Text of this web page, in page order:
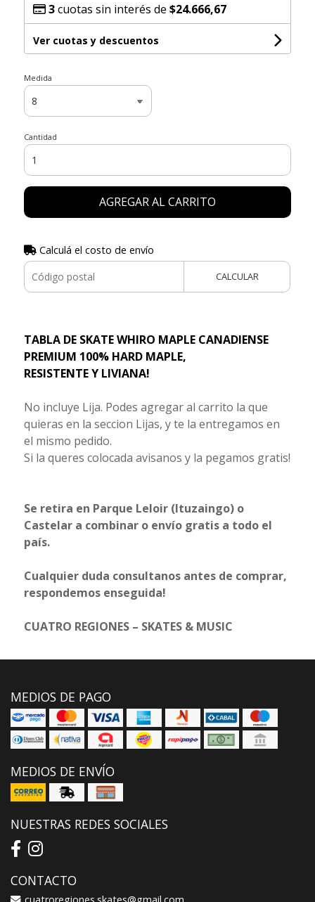
3cuotas sin interés de $24.666,67
Ver cuotas y descuentos
Medida
Cantidad
AGREGAR AL CARRITO
Calculá el costo de envío
CALCULAR
TABLA DE SKATE WHIRO MAPLE CANADIENSE
PREMIUM 100% HARD MAPLE,
RESISTENTE Y LIVIANA!
No incluye Lija. Podes agregar al carrito la que
quieras en la seccion Lijas, y te la entregamos en
el mismo pedido.
Si la queres colocada avisanos y la pegamos gratis!
Se retira en Parque Leloir (Ituzaingo) o
Castelar a combinar o envío gratis a todo el
país.
Cualquier duda consultanos antes de comprar,
respondemos enseguida!
CUATRO REGIONES – SKATES & MUSIC
MEDIOS DE PAGO
MEDIOS DE ENVÍO
NUESTRAS REDES SOCIALES
CONTACTO